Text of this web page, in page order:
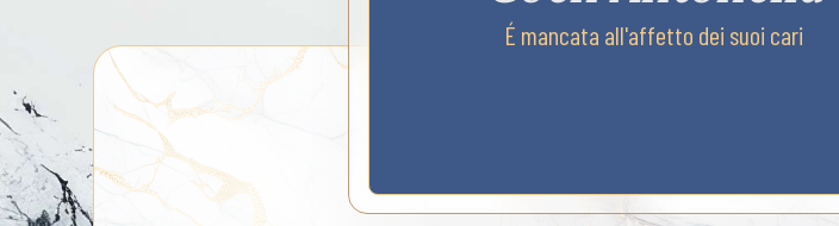
É mancata all'affetto dei suoi cari